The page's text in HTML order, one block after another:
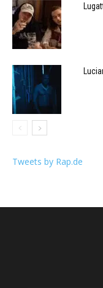
Tweets by Rap.de